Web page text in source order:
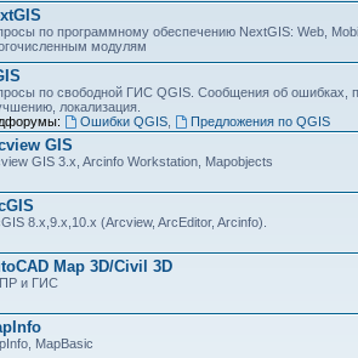
по программному обеспечению NextGIS: Web,
модулям
по свободной ГИС QGIS. Сообщения об ошибках,
локализация.
Ошибки QGIS, Предложения по QGIS
GIS
GIS 3.x, Arcinfo Workstation, Mapobjects
8.x,9.x,10.x (Arcview, ArcEditor, Arcinfo).
Map 3D/Civil 3D
и ГИС
MapBasic